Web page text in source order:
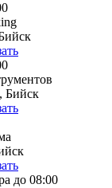
Бийск
до 08:00